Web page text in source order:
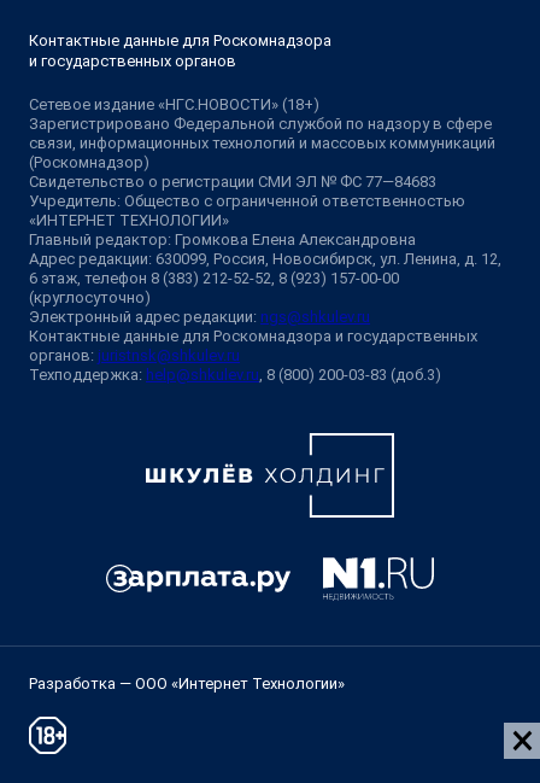
Контактные данные для Роскомнадзора
и государственных органов
Сетевое издание «НГС.НОВОСТИ» (18+)
Зарегистрировано Федеральной службой по надзору в сфере
связи, информационных технологий и массовых коммуникаций
(Роскомнадзор)
Свидетельство о регистрации СМИ ЭЛ № ФС 77—84683
Учредитель: Общество с ограниченной ответственностью
«ИНТЕРНЕТ ТЕХНОЛОГИИ»
Главный редактор: Громкова Елена Александровна
Адрес редакции: 630099, Россия, Новосибирск, ул. Ленина, д. 12,
6 этаж, телефон 8 (383) 212-52-52, 8 (923) 157-00-00
(круглосуточно)
Электронный адрес редакции: ngs@shkulev.ru
Контактные данные для Роскомнадзора и государственных
органов: juristnsk@shkulev.ru
Техподдержка: help@shkulev.ru , 8 (800) 200-03-83 (доб.3)
Разработка — ООО «Интернет Технологии»